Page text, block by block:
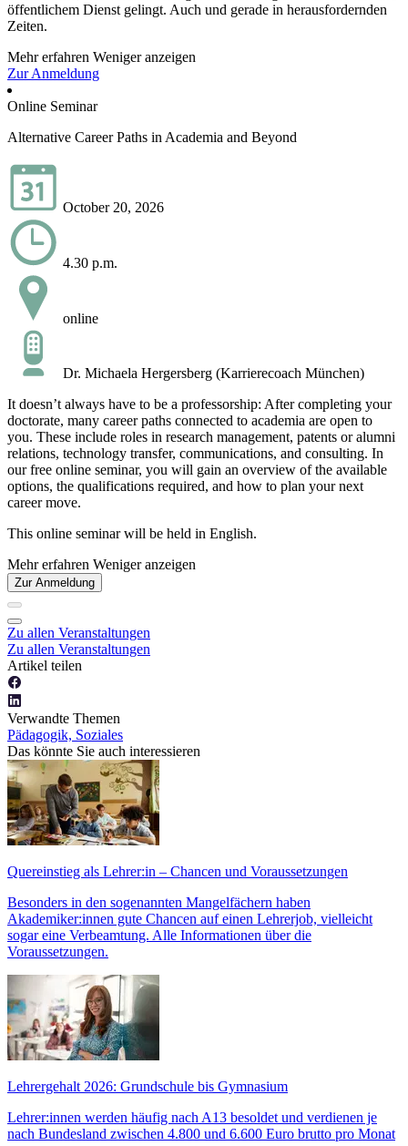
öffentlichem Dienst gelingt. Auch und gerade in herausfordernden
Zeiten.
Mehr erfahren Weniger anzeigen
Zur Anmeldung
Online Seminar
Alternative Career Paths in Academia and Beyond
October 20, 2026
4.30 p.m.
online
Dr. Michaela Hergersberg (Karrierecoach München)
It doesn’t always have to be a professorship: After completing your
doctorate, many career paths connected to academia are open to
you. These include roles in research management, patents or alumni
relations, technology transfer, communications, and consulting. In
our free online seminar, you will gain an overview of the available
options, the qualifications required, and how to plan your next
career move.
This online seminar will be held in English.
Mehr erfahren Weniger anzeigen
Zur Anmeldung
Zu allen Veranstaltungen
Zu allen Veranstaltungen
Artikel teilen
Verwandte Themen
Pädagogik, Soziales
Das könnte Sie auch interessieren
Quereinstieg als Lehrer:in – Chancen und Voraussetzungen
Besonders in den sogenannten Mangelfächern haben
Akademiker:innen gute Chancen auf einen Lehrerjob, vielleicht
sogar eine Verbeamtung. Alle Informationen über die
Voraussetzungen.
Lehrergehalt 2026: Grundschule bis Gymnasium
Lehrer:innen werden häufig nach A13 besoldet und verdienen je
nach Bundesland zwischen 4.800 und 6.600 Euro brutto pro Monat